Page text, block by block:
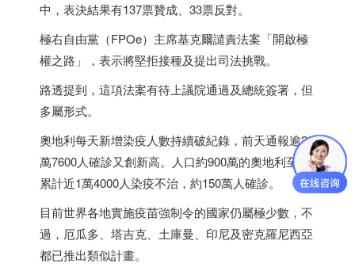
中，表決結果有137票贊成、33票反對。
極右自由黨（FPOe）主席基克爾譴責法案「開啟極
權之路」，表示將堅拒接種及提出司法挑戰。
路透提到，這項法案有待上議院通過及總統簽署，但
多屬形式。
奧地利每天新增染疫人數持續破紀錄，前天通報逾2
萬7600人確診又創新高。人口約900萬的奧地利至今
累計近1萬4000人染疫不治，約150萬人確診。
目前世界各地實施疫苗強制令的國家仍屬極少數，不
過，厄瓜多、塔吉克、土庫曼、 印尼及密克羅尼西亞
都已推出類似計畫。